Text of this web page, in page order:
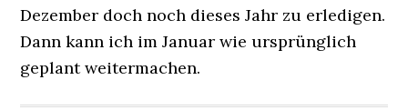
Dezember doch noch dieses Jahr zu erledigen.
Dann kann ich im Januar wie ursprünglich
geplant weitermachen.